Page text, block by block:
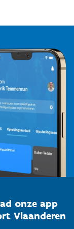
onze app
Vlaanderen